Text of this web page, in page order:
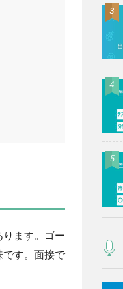
ます。ゴー
です。面接で
3
4
5